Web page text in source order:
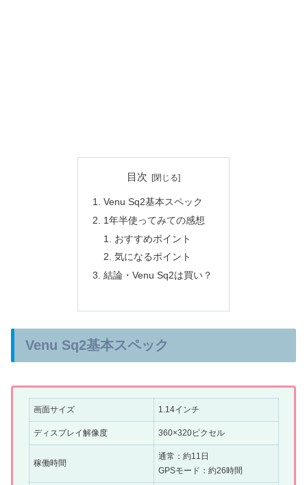
目次
Venu Sq2基本スペック
1年半使ってみての感想
おすすめポイント
気になるポイント
結論・Venu Sq2は買い？
Venu Sq2基本スペック
画面サイズ 1.14インチ
ディスプレイ解像度 360×320ピクセル
稼働時間
通常：約11日
GPSモード：約26時間